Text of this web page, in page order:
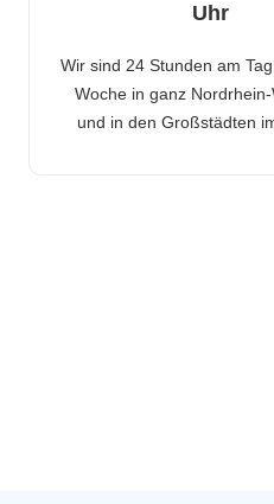
Uhr
Wir sind 24 Stunden am
Woche in ganz
und in den Großstädten